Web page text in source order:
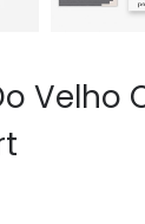
Velho